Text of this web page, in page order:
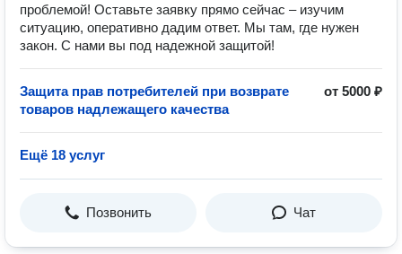
проблемой! Оставьте заявку прямо сейчас – изучим
ситуацию, оперативно дадим ответ. Мы там, где нужен
закон. С нами вы под надежной защитой!
Защита прав потребителей при возврате
товаров надлежащего качества
от 5000 ₽
Ещё 18 услуг
Позвонить Чат